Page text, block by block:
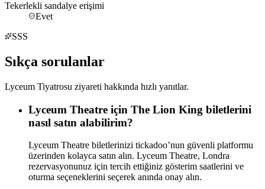
Tekerlekli sandalye erişimi
Evet
SSS
Sıkça sorulanlar
Lyceum Tiyatrosu ziyareti hakkında hızlı yanıtlar.
Lyceum Theatre için The Lion King biletlerini
nasıl satın alabilirim?
Lyceum Theatre biletlerinizi tickadoo’nun güvenli platformu
üzerinden kolayca satın alın. Lyceum Theatre, Londra
rezervasyonunuz için tercih ettiğiniz gösterim saatlerini ve
oturma seçeneklerini seçerek anında onay alın.